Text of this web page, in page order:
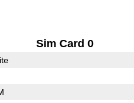
Sim Card 0